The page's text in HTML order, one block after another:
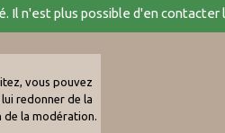
n'est plus possible d'en contacter
vous pouvez
redonner de la
de la modération.